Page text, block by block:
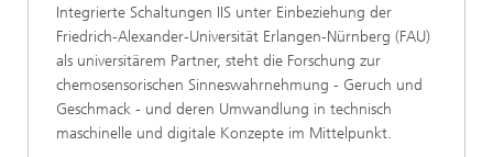
Integrierte Schaltungen IIS unter Einbeziehung der
Friedrich-Alexander-Universität Erlangen-Nürnberg (FAU)
als universitärem Partner, steht die Forschung zur
chemosensorischen Sinneswahrnehmung - Geruch und
Geschmack - und deren Umwandlung in technisch
maschinelle und digitale Konzepte im Mittelpunkt.